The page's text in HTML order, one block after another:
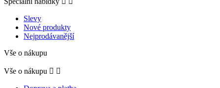
Slevy
Nové produkty
Nejprodávanější
Vše o nákupu
Vše o nákupu  